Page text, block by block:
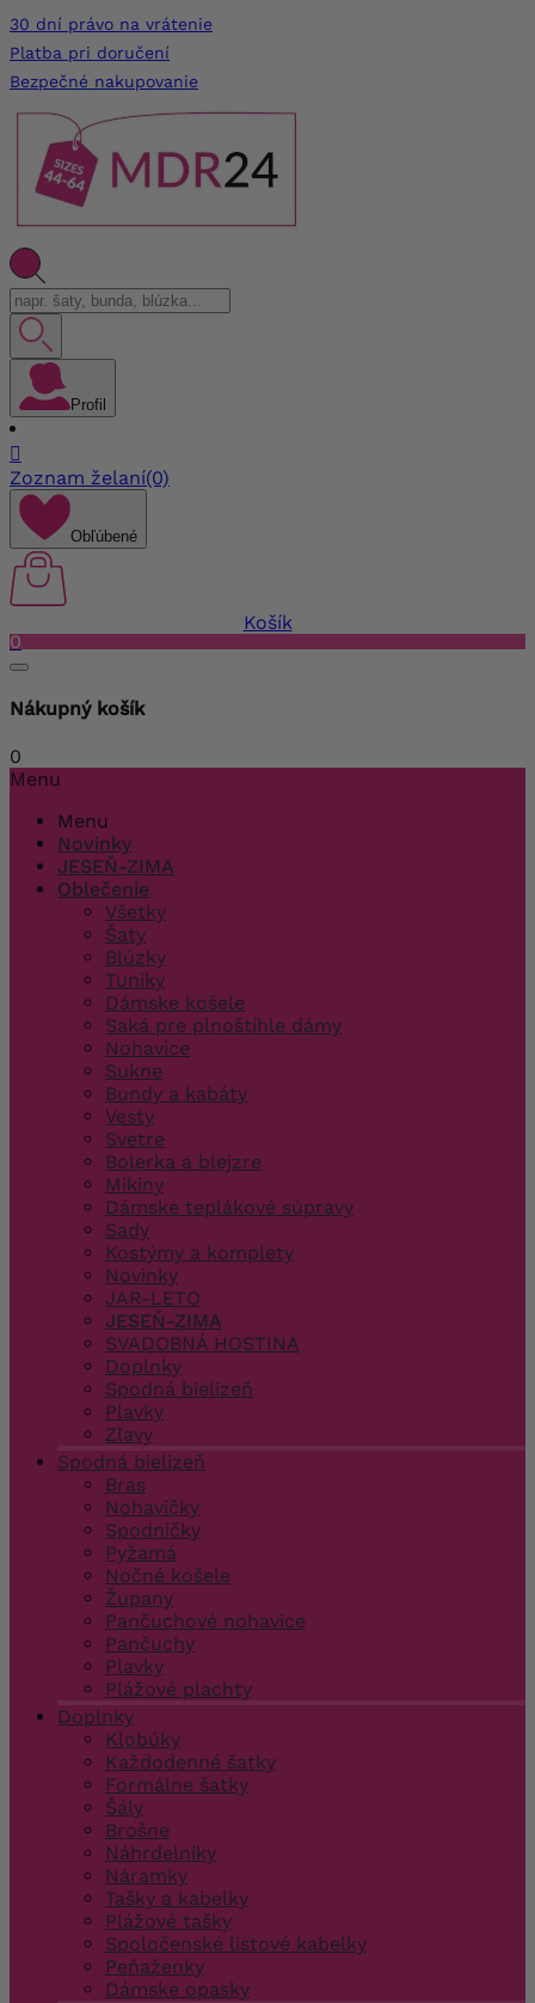
30 dní právo na vrátenie
Platba pri doručení
Bezpečné nakupovanie
Profil

Zoznam želaní(0)
Obľúbené
Košík
0
Nákupný košík
0
Menu
Menu
Novinky
JESEŇ-ZIMA
Oblečenie
Všetky
Šaty
Blúzky
Tuniky
Dámske košele
Saká pre plnoštíhle dámy
Nohavice
Sukne
Bundy a kabáty
Vesty
Svetre
Bolerka a blejzre
Mikiny
Dámske teplákové súpravy
Sady
Kostýmy a komplety
Novinky
JAR-LETO
JESEŇ-ZIMA
SVADOBNÁ HOSTINA
Doplnky
Spodná bielizeň
Plavky
Zľavy
Spodná bielizeň
Bras
Nohavičky
Spodničky
Pyžamá
Nočné košele
Župany
Pančuchové nohavice
Pančuchy
Plavky
Plážové plachty
Doplnky
Klobúky
Každodenné šatky
Formálne šatky
Šály
Brošne
Náhrdelníky
Náramky
Tašky a kabelky
Plážové tašky
Spoločenské listové kabelky
Peňaženky
Dámske opasky